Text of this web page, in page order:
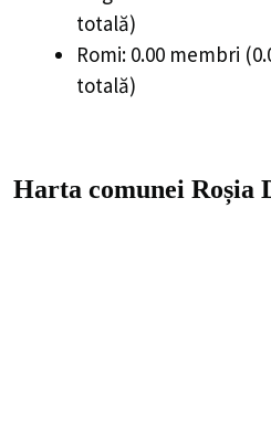
totală)
Romi: 0.00 membri
totală)
Harta comunei Roșia